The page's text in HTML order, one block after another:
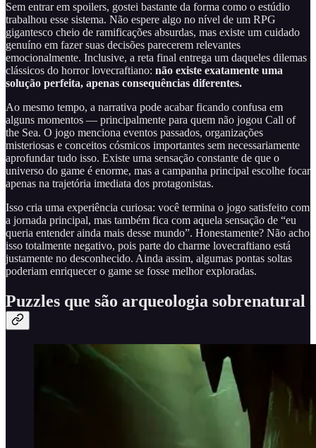
Sem entrar em spoilers, gostei bastante da forma como o estúdio
trabalhou esse sistema. Não espere algo no nível de um RPG
gigantesco cheio de ramificações absurdas, mas existe um cuidado
genuíno em fazer suas decisões parecerem relevantes
emocionalmente. Inclusive, a reta final entrega um daqueles dilemas
clássicos do horror lovecraftiano: não existe exatamente uma
solução perfeita, apenas consequências diferentes.
Ao mesmo tempo, a narrativa pode acabar ficando confusa em
alguns momentos — principalmente para quem não jogou Call of
the Sea. O jogo menciona eventos passados, organizações
misteriosas e conceitos cósmicos importantes sem necessariamente
aprofundar tudo isso. Existe uma sensação constante de que o
universo do game é enorme, mas a campanha principal escolhe focar
apenas na trajetória imediata dos protagonistas.
Isso cria uma experiência curiosa: você termina o jogo satisfeito com
a jornada principal, mas também fica com aquela sensação de “eu
queria entender ainda mais desse mundo”. Honestamente? Não acho
isso totalmente negativo, pois parte do charme lovecraftiano está
justamente no desconhecido. Ainda assim, algumas pontas soltas
poderiam enriquecer o game se fosse melhor exploradas.
Puzzles que são arqueologia sobrenatural